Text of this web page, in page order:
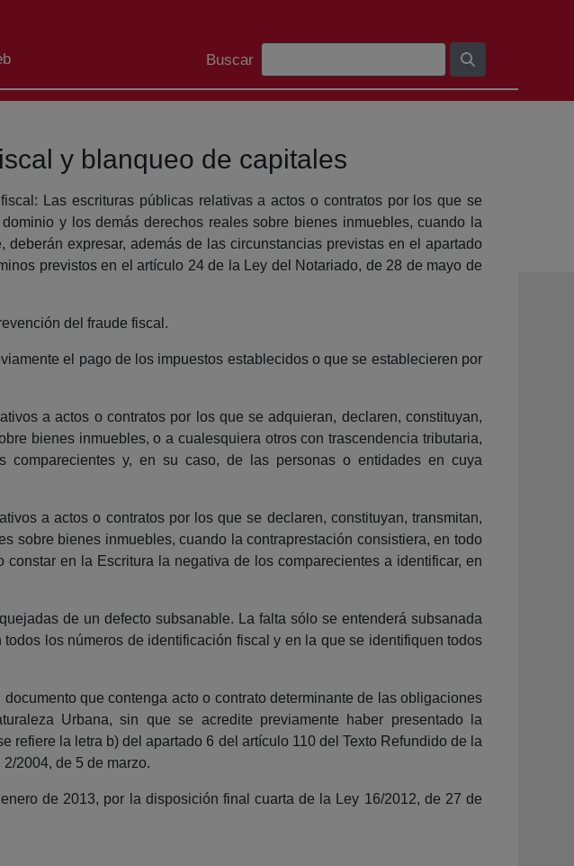
Search Bar
Buscar
y blanqueo de capitales
Las escrituras públicas relativas a actos o contratos por los que se
y los demás derechos reales sobre bienes inmuebles, cuando la
expresar, además de las circunstancias previstas en el apartado
previstos en el artículo 24 de la Ley del Notariado, de 28 de mayo de
del fraude fiscal.
el pago de los impuestos establecidos o que se establecieren por
a actos o contratos por los que se adquieran, declaren, constituyan,
bienes inmuebles, o a cualesquiera otros con trascendencia tributaria,
y, en su caso, de las personas o entidades en cuya
a actos o contratos por los que se declaren, constituyan, transmitan,
sobre bienes inmuebles, cuando la contraprestación consistiera, en todo
en la Escritura la negativa de los comparecientes a identificar, en
de un defecto subsanable. La falta sólo se entenderá subsanada
los números de identificación fiscal y en la que se identifiquen todos
que contenga acto o contrato determinante de las obligaciones
Urbana, sin que se acredite previamente haber presentado la
la letra b) del apartado 6 del artículo 110 del Texto Refundido de la
2004, de 5 de marzo.
de 2013, por la disposición final cuarta de la Ley 16/2012, de 27 de